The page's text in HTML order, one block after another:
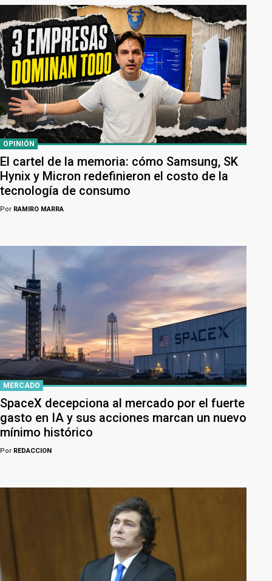
OPINIÓN
El cartel de la memoria: cómo Samsung, SK
Hynix y Micron redefinieron el costo de la
tecnología de consumo
Por RAMIRO MARRA
MERCADO
SpaceX decepciona al mercado por el fuerte
gasto en IA y sus acciones marcan un nuevo
mínimo histórico
Por REDACCION